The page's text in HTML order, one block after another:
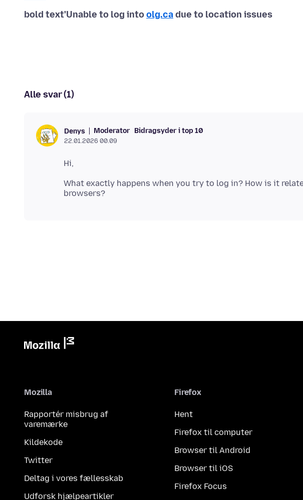
bold text'Unable to log intoolg.ca
Alle svar (1)
Denys Moderator Bidragsyder i top 10
22.01.2026 00.09
What exactly happens when you try to log in? How is it
Mozilla
Rapportér misbrug af
varemærke
Kildekode
Twitter
Deltag i vores fællesskab
Udforsk hjælpeartikler
Firefox
Hent
Firefox til computer
Browser til Android
Browser til iOS
Firefox Focus